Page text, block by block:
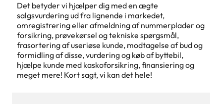
Det betyder vi hjælper dig med en ægte
salgsvurdering ud fra lignende i markedet,
omregistrering eller afmeldning af nummerplader og
forsikring, prøvekørsel og tekniske spørgsmål,
frasortering af useriøse kunde, modtagelse af bud og
formidling af disse, vurdering og køb af byttebil,
hjælpe kunde med kaskoforsikring, finansiering og
meget mere! Kort sagt, vi kan det hele!